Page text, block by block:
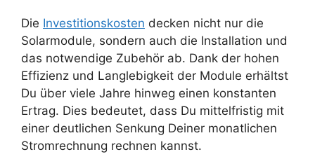
Die Investitionskosten decken nicht nur die
Solarmodule, sondern auch die Installation und
das notwendige Zubehör ab. Dank der hohen
Effizienz und Langlebigkeit der Module erhältst
Du über viele Jahre hinweg einen konstanten
Ertrag. Dies bedeutet, dass Du mittelfristig mit
einer deutlichen Senkung Deiner monatlichen
Stromrechnung rechnen kannst.